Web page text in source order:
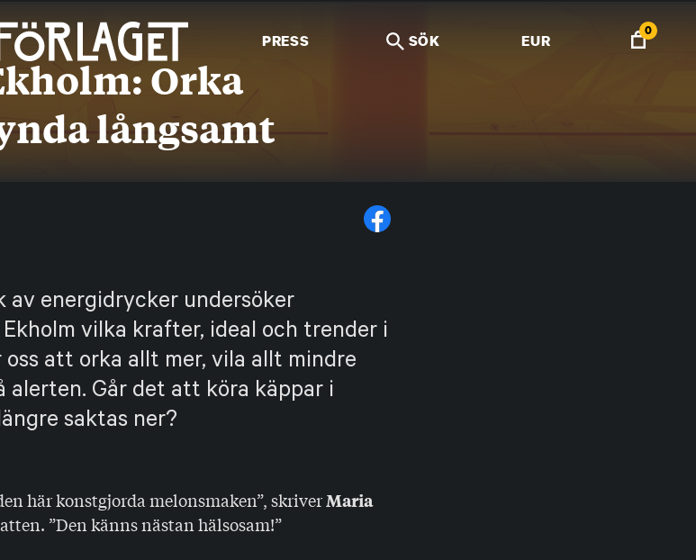
PRESS SÖK EUR
0
Orka
långsamt
av energidrycker undersöker
vilka krafter, ideal och trender i
oss att orka allt mer, vila allt mindre
alerten. Går det att köra käppar i
saktas ner?
här konstgjorda melonsmaken”, skriverMaria
”Den känns nästan hälsosam!”